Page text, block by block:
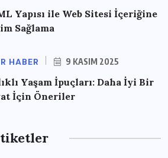
Yapısı ile Web Sitesi İçeriğine
Sağlama
HABER 9 KASIM 2025
Yaşam İpuçları: Daha İyi Bir
İçin Öneriler